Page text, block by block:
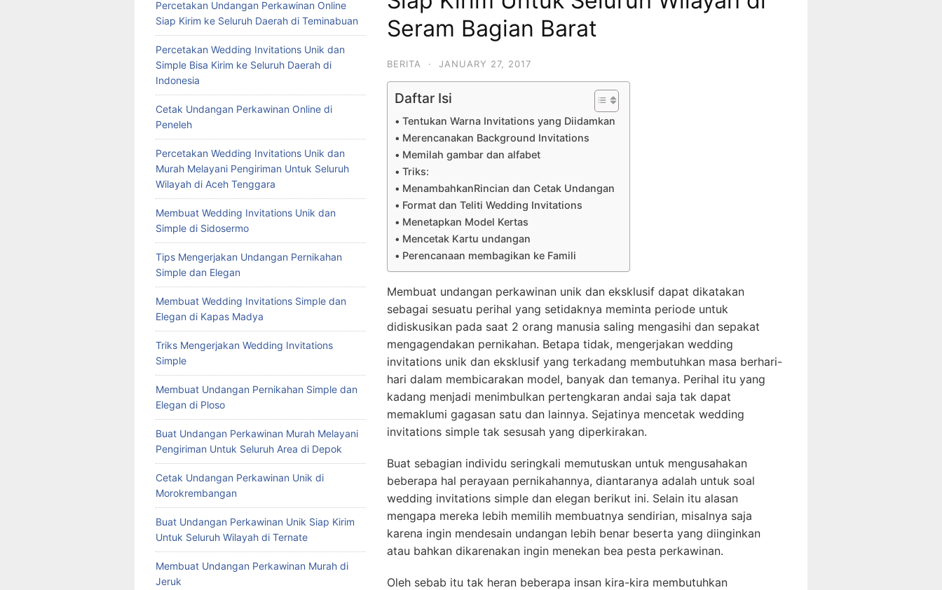
Seram Bagian Barat
BERITA · JANUARY 27, 2017
Daftar Isi
Tentukan Warna Invitations yang Diidamkan
Merencanakan Background Invitations
Memilah gambar dan alfabet
Triks:
MenambahkanRincian dan Cetak Undangan
Format dan Teliti Wedding Invitations
Menetapkan Model Kertas
Mencetak Kartu undangan
Perencanaan membagikan ke Famili
Membuat undangan perkawinan unik dan eksklusif dapat dikatakan
sebagai sesuatu perihal yang setidaknya meminta periode untuk
didiskusikan pada saat 2 orang manusia saling mengasihi dan sepakat
mengagendakan pernikahan. Betapa tidak, mengerjakan wedding
invitations unik dan eksklusif yang terkadang membutuhkan masa berhari-
hari dalam membicarakan model, banyak dan temanya. Perihal itu yang
kadang menjadi menimbulkan pertengkaran andai saja tak dapat
memaklumi gagasan satu dan lainnya. Sejatinya mencetak wedding
invitations simple tak sesusah yang diperkirakan.
Buat sebagian individu seringkali memutuskan untuk mengusahakan
beberapa hal perayaan pernikahannya, diantaranya adalah untuk soal
wedding invitations simple dan elegan berikut ini. Selain itu alasan
mengapa mereka lebih memilih membuatnya sendirian, misalnya saja
karena ingin mendesain undangan lebih benar beserta yang diinginkan
atau bahkan dikarenakan ingin menekan bea pesta perkawinan.
Oleh sebab itu tak heran beberapa insan kira-kira membutuhkan
Percetakan Undangan Perkawinan Online
Siap Kirim ke Seluruh Daerah di Teminabuan
Percetakan Wedding Invitations Unik dan
Simple Bisa Kirim ke Seluruh Daerah di
Indonesia
Cetak Undangan Perkawinan Online di
Peneleh
Percetakan Wedding Invitations Unik dan
Murah Melayani Pengiriman Untuk Seluruh
Wilayah di Aceh Tenggara
Membuat Wedding Invitations Unik dan
Simple di Sidosermo
Tips Mengerjakan Undangan Pernikahan
Simple dan Elegan
Membuat Wedding Invitations Simple dan
Elegan di Kapas Madya
Triks Mengerjakan Wedding Invitations
Simple
Membuat Undangan Pernikahan Simple dan
Elegan di Ploso
Buat Undangan Perkawinan Murah Melayani
Pengiriman Untuk Seluruh Area di Depok
Cetak Undangan Perkawinan Unik di
Morokrembangan
Buat Undangan Perkawinan Unik Siap Kirim
Untuk Seluruh Wilayah di Ternate
Membuat Undangan Perkawinan Murah di
Jeruk